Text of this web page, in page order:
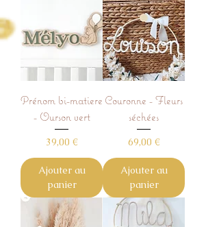
Prénom bi-matiere
- Ourson vert
Prix
39,00 €
Ajouter au
panier
Couronne - Fleurs
séchées
Prix
69,00 €
Ajouter au
panier